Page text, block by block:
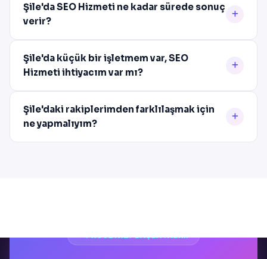
Şile'da SEO Hizmeti ne kadar sürede sonuç
verir?
Şile'da küçük bir işletmem var, SEO
Hizmeti ihtiyacım var mı?
Şile'daki rakiplerimden farklılaşmak için
ne yapmalıyım?